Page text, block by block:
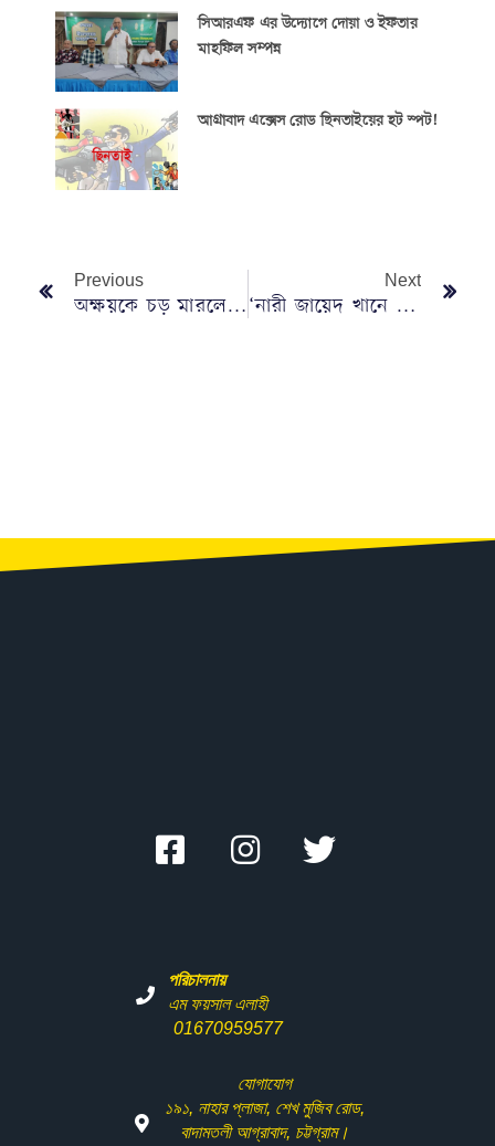
সিআরএফ এর উদ্যোগে দোয়া ও ইফতার
মাহফিল সম্পন্ন
আগ্রাবাদ এক্সেস রোড ছিনতাইয়ের হট স্পট!
Previous
অক্ষয়কে চড় মারলে ১০ লাখ রুপি পুরস্কারের ঘোষণা!
Next
‘নারী জায়েদ খানে আটকায়’ বক্তব্য প্রত্যাহারে লিগ্যাল নোটিশ
পরিচালনায়
এম ফয়সাল এলাহী
01670959577
যোগাযোগ
১৯১, নাহার প্লাজা, শেখ মুজিব রোড,
বাদামতলী আগ্রাবাদ, চট্টগ্রাম।